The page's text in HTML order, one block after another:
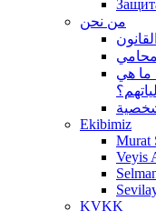
من نحن
ما هي
Ekibimiz
Murat
Veyis
KVKK